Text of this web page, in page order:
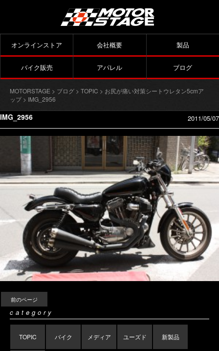
オンラインストア 会社概要 製品
バイク販売 アパレル ブログ
MOTORSTAGE > ブログ > TOPIC > お尻が痛い対策シートウレタン5cmア
ップ> IMG_2956
IMG_2956 2011/05/07
前のページ
category
TOPIC バイク メディア ユーズド 新製品